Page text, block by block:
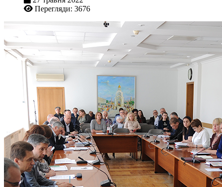
Перегляди: 3676